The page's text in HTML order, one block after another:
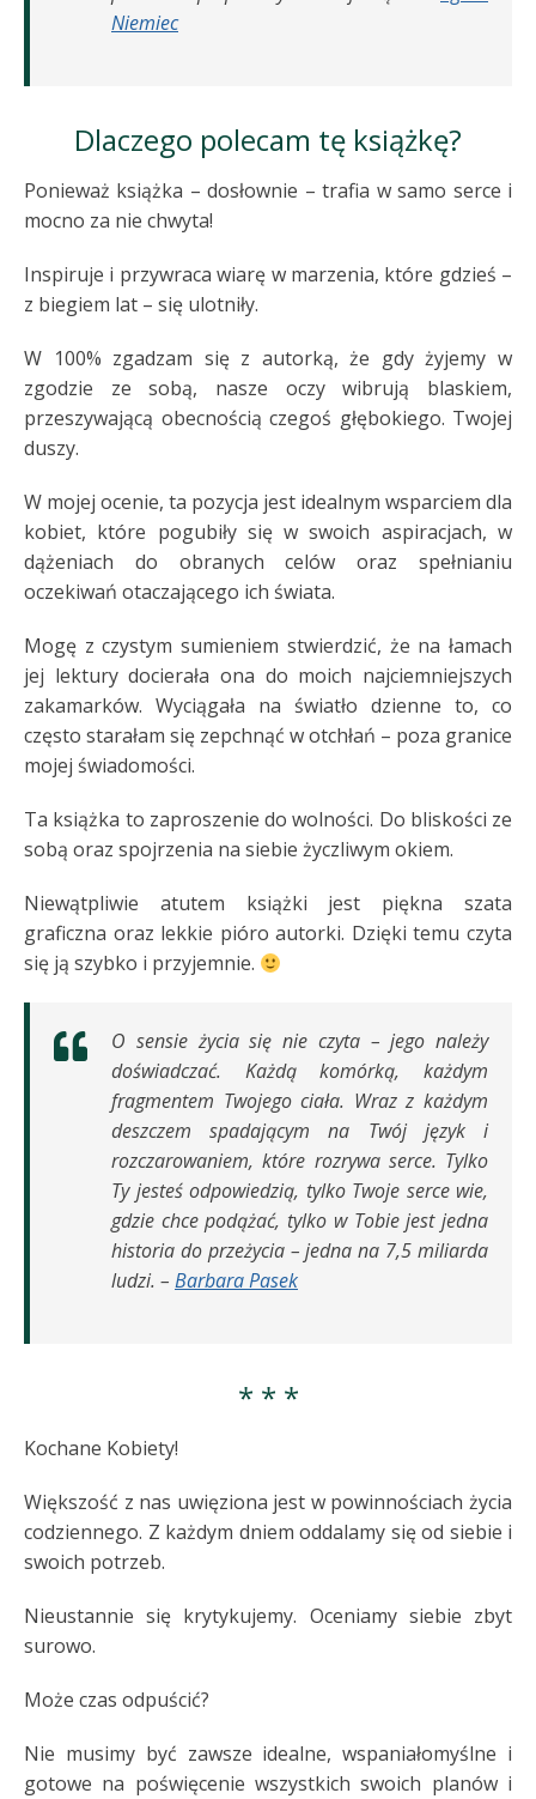
Niemiec
Dlaczego polecam tę książkę?
Ponieważ książka – dosłownie – trafia w samo serce i
mocno za nie chwyta!
Inspiruje i przywraca wiarę w marzenia, które gdzieś –
z biegiem lat – się ulotniły.
W 100% zgadzam się z autorką, że gdy żyjemy w
zgodzie ze sobą, nasze oczy wibrują blaskiem,
przeszywającą obecnością czegoś głębokiego. Twojej
duszy.
W mojej ocenie, ta pozycja jest idealnym wsparciem dla
kobiet, które pogubiły się w swoich aspiracjach, w
dążeniach do obranych celów oraz spełnianiu
oczekiwań otaczającego ich świata.
Mogę z czystym sumieniem stwierdzić, że na łamach
jej lektury docierała ona do moich najciemniejszych
zakamarków. Wyciągała na światło dzienne to, co
często starałam się zepchnąć w otchłań – poza granice
mojej świadomości.
Ta książka to zaproszenie do wolności. Do bliskości ze
sobą oraz spojrzenia na siebie życzliwym okiem.
Niewątpliwie atutem książki jest piękna szata
graficzna oraz lekkie pióro autorki. Dzięki temu czyta
się ją szybko i przyjemnie.
O sensie życia się nie czyta – jego należy
doświadczać. Każdą komórką, każdym
fragmentem Twojego ciała. Wraz z każdym
deszczem spadającym na Twój język i
rozczarowaniem, które rozrywa serce. Tylko
Ty jesteś odpowiedzią, tylko Twoje serce wie,
gdzie chce podążać, tylko w Tobie jest jedna
historia do przeżycia – jedna na 7,5 miliarda
ludzi. – Barbara Pasek
* * *
Kochane Kobiety!
Większość z nas uwięziona jest w powinnościach życia
codziennego. Z każdym dniem oddalamy się od siebie i
swoich potrzeb.
Nieustannie się krytykujemy. Oceniamy siebie zbyt
surowo.
Może czas odpuścić?
Nie musimy być zawsze idealne, wspaniałomyślne i
gotowe na poświęcenie wszystkich swoich planów i